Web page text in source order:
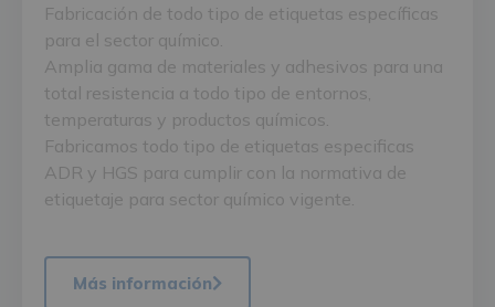
Fabricación de todo tipo de etiquetas específicas
para el sector químico.
Amplia gama de materiales y adhesivos para una
total resistencia a todo tipo de entornos,
temperaturas y productos químicos.
Fabricamos todo tipo de etiquetas especificas
ADR y HGS para cumplir con la normativa de
etiquetaje para sector químico vigente.
Más información